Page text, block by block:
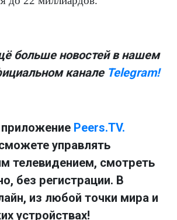
больше новостей в нашем
канале Telegram!
Peers.TV.
управлять
телевидением, смотреть
без регистрации. В
из любой точки мира и
устройствах!